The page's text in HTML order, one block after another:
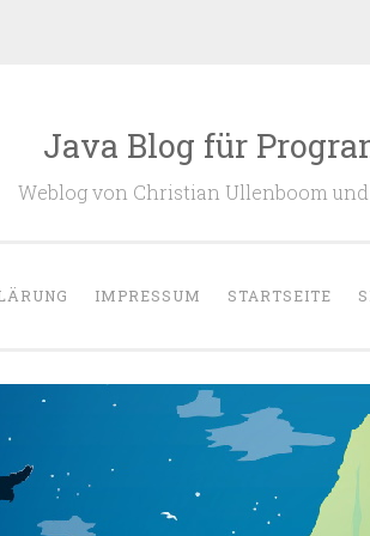
Java Blog für
Weblog von Christian Ullenboom
IMPRESSUM STARTSEITE